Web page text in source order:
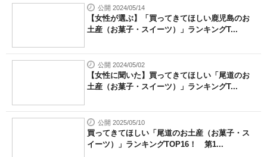
公開 2024/05/14
【女性が選ぶ】「買ってきてほしい鹿児島のお
土産（お菓子・スイーツ）」ランキングT...
公開 2024/05/02
【女性に聞いた】買ってきてほしい「尾道のお
土産（お菓子・スイーツ）」ランキングT...
公開 2025/05/10
買ってきてほしい「尾道のお土産（お菓子・ス
イーツ）」ランキングTOP16！ 第1...